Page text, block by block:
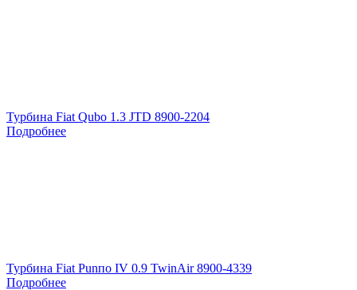
Турбина Fiat Qubo 1.3 JTD 8900-2204
Подробнее
Турбина Fiat Punпо IV 0.9 TwinAir 8900-4339
Подробнее